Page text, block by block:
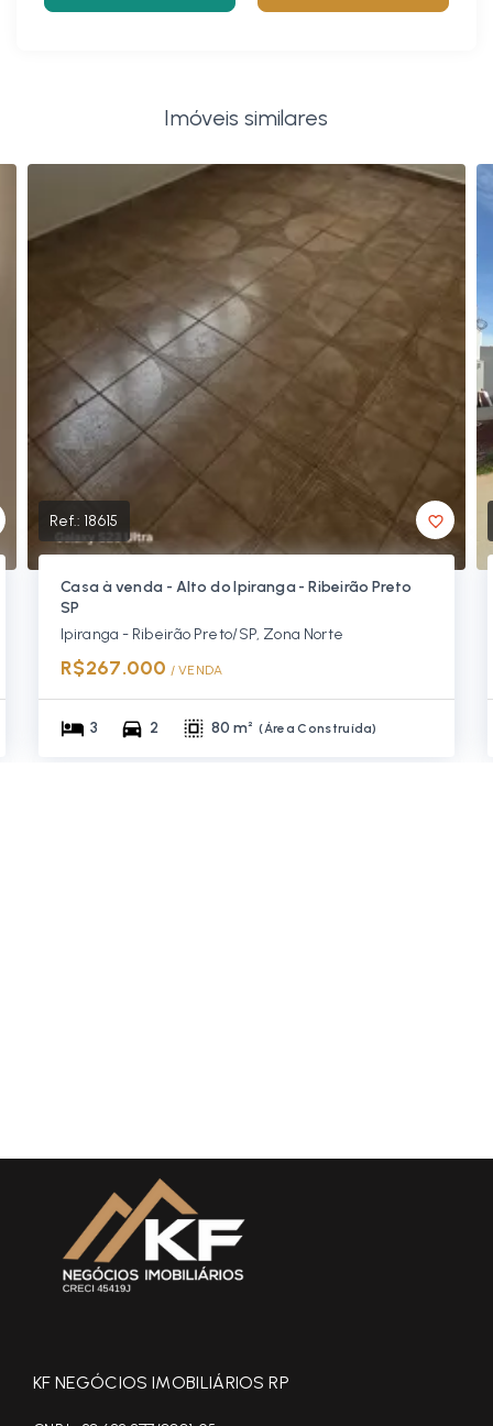
Imóveis similares
Ref.: 18615
Casa à venda - Alto do Ipiranga - Ribeirão Preto
SP
Ipiranga - Ribeirão Preto/SP, Zona Norte
R$267.000 / VENDA
3 2 80 m² (Área Construída)
KF NEGÓCIOS IMOBILIÁRIOS RP